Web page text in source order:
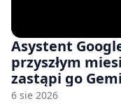
Asystent
przyszłym
zastąpi go
6 sie 2026